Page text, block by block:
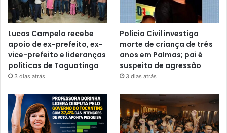
Lucas Campelo recebe
apoio de ex-prefeito, ex-
vice-prefeito e lideranças
políticas de Taguatinga
3 dias atrás
Polícia Civil investiga
morte de criança de três
anos em Palmas; pai é
suspeito de agressão
3 dias atrás